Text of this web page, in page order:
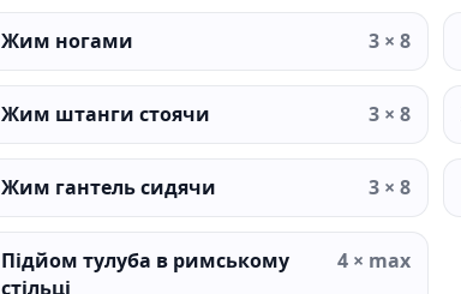
Жим ногами 3 × 8
Жим штанги стоячи 3 × 8
Жим гантель сидячи 3 × 8
Підйом тулуба в римському
стільці
4 × max